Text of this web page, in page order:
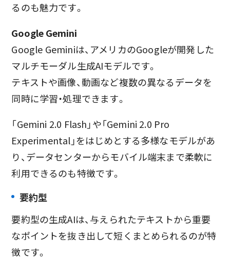
るのも魅力です。
Google Gemini
Google Geminiは、アメリカのGoogleが開発した
マルチモーダル生成AIモデルです。
テキストや画像、動画など複数の異なるデータを
同時に学習・処理できます。
「Gemini 2.0 Flash」や「Gemini 2.0 Pro
Experimental」をはじめとする多様なモデルがあ
り、データセンターからモバイル端末まで柔軟に
利用できるのも特徴です。
要約型
要約型の生成AIは、与えられたテキストから重要
なポイントを抜き出して短くまとめられるのが特
徴です。